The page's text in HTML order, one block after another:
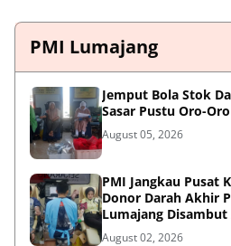
PMI Lumajang
Jemput Bola Stok
Sasar Pustu Oro-
August 05, 2026
PMI Jangkau Pusat
Donor Darah Akhir
Lumajang
August 02, 2026